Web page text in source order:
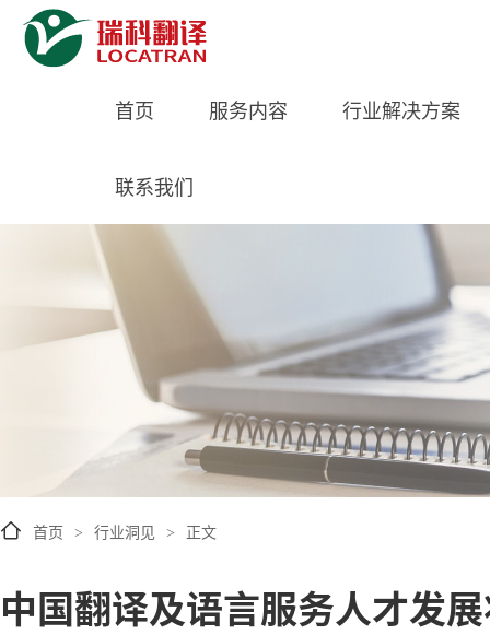
首页 服务内容 行业解决方案
联系我们
首页 > 行业洞见 > 正文
中国翻译及语言服务人才发